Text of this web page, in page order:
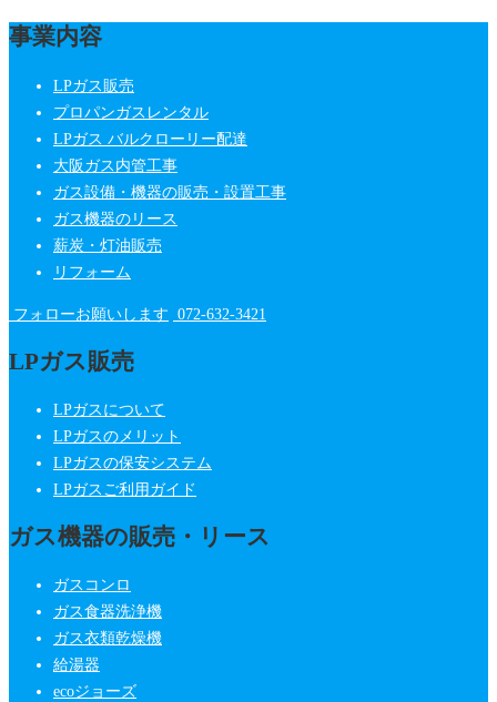
事業内容
LPガス販売
プロパンガスレンタル
LPガス バルクローリー配達
大阪ガス内管工事
ガス設備・機器の販売・設置工事
ガス機器のリース
薪炭・灯油販売
リフォーム
フォローお願いします 072-632-3421
LPガス販売
LPガスについて
LPガスのメリット
LPガスの保安システム
LPガスご利用ガイド
ガス機器の販売・リース
ガスコンロ
ガス食器洗浄機
ガス衣類乾燥機
給湯器
ecoジョーズ